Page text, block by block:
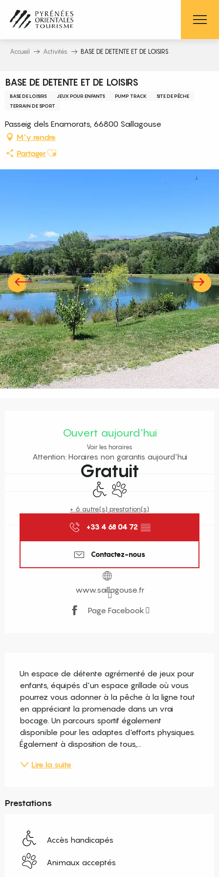
contenu
principal
Accueil Activités BASE DE DETENTE ET DE LOISIRS
BASE DE DETENTE ET DE LOISIRS
BASE DE LOISIRS JEUX POUR ENFANTS PUMP TRACK
SITE DE PÊCHE
TERRAIN DE SPORT
Passeig dels Enamorats, 66800 Saillagouse
M'y rendre
PartagerAjouter aux favoris
Ouvert aujourd'hui
Voir les horaires
Attention: Horaires non garantis aujourd'hui
Gratuit
Accès handicapés
Animaux acceptés
+ 6 autre(s) prestation(s)
+33 4 68 04 72 ▒▒
Contactez-nous
www.saillagouse.fr
Page Facebook
Un espace de détente agrémenté de jeux pour
enfants, équipés d'un espace grillade où vous
pourrez vous adonner à la pêche à la ligne tout
en appréciant la promenade dans un vrai
bocage. Un parcours sportif également
disponible pour les adaptes d'efforts physiques.
Également à disposition de tous,...
Lire la suite
Prestations
Accès handicapés
Animaux acceptés